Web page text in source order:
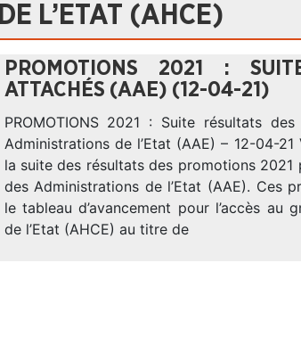
L’ETAT (AHCE)
PROMOTIONS 2021 :
ATTACHÉS (AAE) (12-04-21)
PROMOTIONS 2021 : Suite résultats
Administrations de l’Etat (AAE) – 12-04-
la suite des résultats des promotions
des Administrations de l’Etat (AAE). Ces
le tableau d’avancement pour l’accès au
de l’Etat (AHCE) au titre de